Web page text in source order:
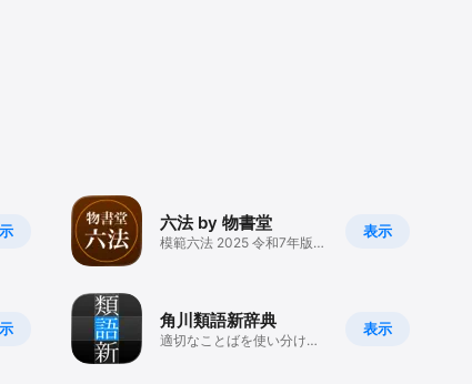
け
表示
六法 by 物書堂
模範六法 2025 令和7年版収
表示
角川類語新辞典
適切なことばを使い分ける